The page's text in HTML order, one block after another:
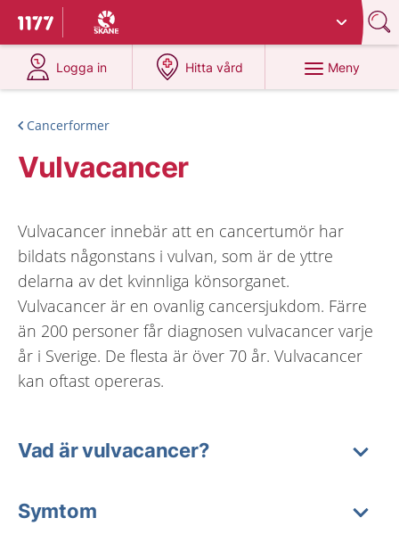
Till startsidan för 1177
Du har valt region
Logga in
på 1177.se
Hitta vård
på 1177.se
Meny
Cancerformer
Vulvacancer
Vulvacancer innebär att en cancertumör har
bildats någonstans i vulvan, som är de yttre
delarna av det kvinnliga könsorganet.
Vulvacancer är en ovanlig cancersjukdom. Färre
än 200 personer får diagnosen vulvacancer varje
år i Sverige. De flesta är över 70 år. Vulvacancer
kan oftast opereras.
Vad är vulvacancer?
Symtom